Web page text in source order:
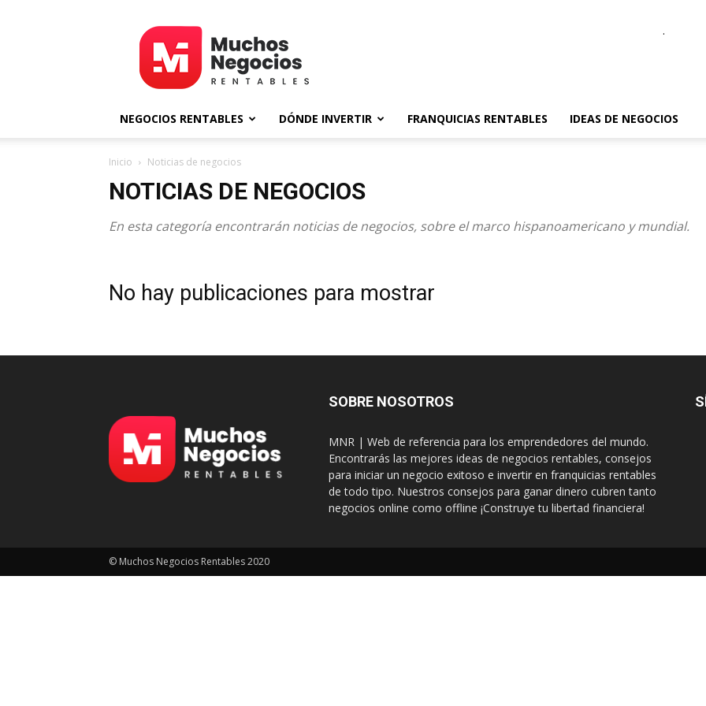
.
NEGOCIOS RENTABLES DÓNDE INVERTIR FRANQUICIAS RENTABLES IDEAS DE NEGOCIOS
Inicio Noticias de negocios
NOTICIAS DE NEGOCIOS
En esta categoría encontrarán noticias de negocios, sobre el marco hispanoamericano y mundial.
No hay publicaciones para mostrar
SOBRE NOSOTROS
MNR | Web de referencia para los emprendedores del mundo.
Encontrarás las mejores ideas de negocios rentables, consejos
para iniciar un negocio exitoso e invertir en franquicias rentables
de todo tipo. Nuestros consejos para ganar dinero cubren tanto
negocios online como offline ¡Construye tu libertad financiera!
© Muchos Negocios Rentables 2020